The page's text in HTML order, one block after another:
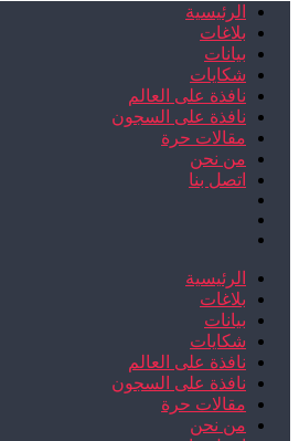
الرئيسية
بلاغات
بيانات
شكايات
نافذة على العالم
نافذة على السجون
مقالات حرة
من نحن
اتصل بنا
الرئيسية
بلاغات
بيانات
شكايات
نافذة على العالم
نافذة على السجون
مقالات حرة
من نحن